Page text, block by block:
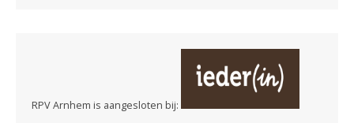
RPV Arnhem is aangesloten bij: